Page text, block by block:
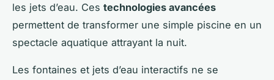
les jets d’eau. Ces technologies avancées
permettent de transformer une simple piscine en un
spectacle aquatique attrayant la nuit.
Les fontaines et jets d’eau interactifs ne se